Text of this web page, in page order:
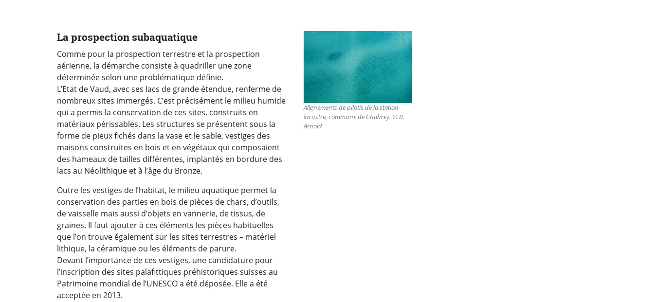
La prospection subaquatique
Comme pour la prospection terrestre et la prospection
aérienne, la démarche consiste à quadriller une zone
déterminée selon une problématique définie.
L’Etat de Vaud, avec ses lacs de grande étendue, renferme de
nombreux sites immergés. C’est précisément le milieu humide
qui a permis la conservation de ces sites, construits en
matériaux périssables. Les structures se présentent sous la
forme de pieux fichés dans la vase et le sable, vestiges des
maisons construites en bois et en végétaux qui composaient
des hameaux de tailles différentes, implantés en bordure des
lacs au Néolithique et à l’âge du Bronze.
Outre les vestiges de l’habitat, le milieu aquatique permet la
conservation des parties en bois de pièces de chars, d’outils,
de vaisselle mais aussi d’objets en vannerie, de tissus, de
graines. Il faut ajouter à ces éléments les pièces habituelles
que l’on trouve également sur les sites terrestres – matériel
lithique, la céramique ou les éléments de parure.
Devant l’importance de ces vestiges, une candidature pour
l’inscription des sites palafittiques préhistoriques suisses au
Patrimoine mondial de l’UNESCO a été déposée. Elle a été
acceptée en 2013.
Alignements de pilotis de la station
lacustre, commune de Chabrey. © B.
Arnold